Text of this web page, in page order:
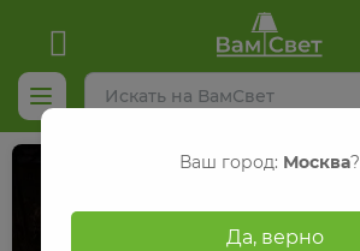
Ваш город: Москва?
Да, верно